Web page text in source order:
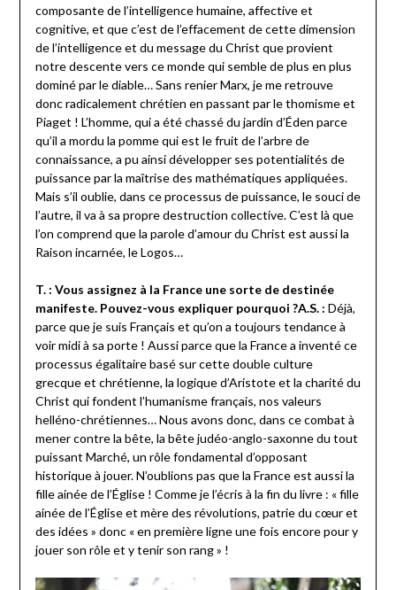
composante de l’intelligence humaine, affective et
cognitive, et que c’est de l’effacement de cette dimension
de l’intelligence et du message du Christ que provient
notre descente vers ce monde qui semble de plus en plus
dominé par le diable… Sans renier Marx, je me retrouve
donc radicalement chrétien en passant par le thomisme et
Piaget ! L’homme, qui a été chassé du jardin d’Éden parce
qu’il a mordu la pomme qui est le fruit de l’arbre de
connaissance, a pu ainsi développer ses potentialités de
puissance par la maîtrise des mathématiques appliquées.
Mais s’il oublie, dans ce processus de puissance, le souci de
l’autre, il va à sa propre destruction collective. C’est là que
l’on comprend que la parole d’amour du Christ est aussi la
Raison incarnée, le Logos…
T. : Vous assignez à la France une sorte de destinée
manifeste. Pouvez-vous expliquer pourquoi ?A.S. : Déjà,
parce que je suis Français et qu’on a toujours tendance à
voir midi à sa porte ! Aussi parce que la France a inventé ce
processus égalitaire basé sur cette double culture
grecque et chrétienne, la logique d’Aristote et la charité du
Christ qui fondent l’humanisme français, nos valeurs
helléno-chrétiennes… Nous avons donc, dans ce combat à
mener contre la bête, la bête judéo-anglo-saxonne du tout
puissant Marché, un rôle fondamental d’opposant
historique à jouer. N’oublions pas que la France est aussi la
fille ainée de l’Église ! Comme je l’écris à la fin du livre : « fille
ainée de l’Église et mère des révolutions, patrie du cœur et
des idées » donc « en première ligne une fois encore pour y
jouer son rôle et y tenir son rang » !